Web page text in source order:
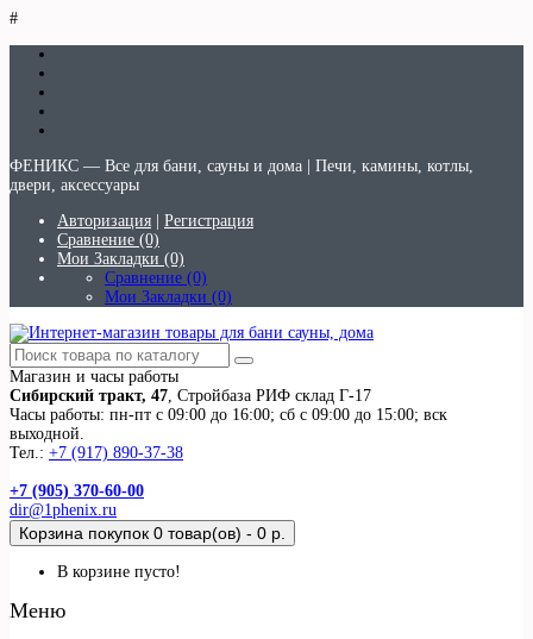
#
ФЕНИКС — Все для бани, сауны и дома | Печи, камины, котлы,
двери, аксессуары
Авторизация
Регистрация
Сравнение (0)
Мои Закладки (0)
Сравнение (0)
Мои Закладки (0)
Магазин и часы работы
Сибирский тракт, 47, Стройбаза РИФ склад Г-17
Часы работы: пн-пт с 09:00 до 16:00; сб с 09:00 до 15:00; вск
выходной.
Тел.: +7 (917) 890-37-38
+7 (905) 370-60-00
dir@1phenix.ru
Корзина покупок 0 товар(ов) - 0 р.
В корзине пусто!
Меню